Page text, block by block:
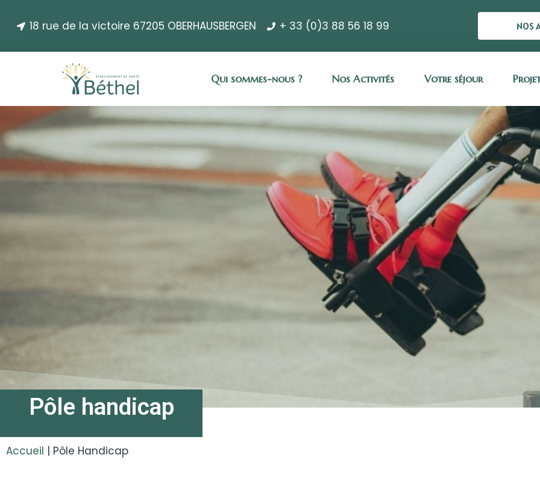
18 rue de la victoire 67205 OBERHAUSBERGEN + 33 (0)3 88 56 18 99 NOS
Qui sommes-nous ? Nos Activités Votre séjour
Pôle handicap
Accueil | Pôle Handicap